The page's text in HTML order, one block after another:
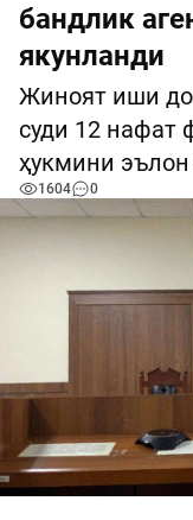
бандлик
якунланди
Жиноят иши
суди 12 нафат
ҳукмини
1604 0